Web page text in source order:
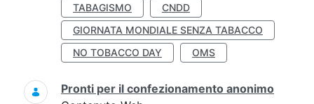
TABAGISMO
CNDD
GIORNATA MONDIALE SENZA TABACCO
NO TOBACCO DAY
OMS
Pronti per il confezionamento anonimo